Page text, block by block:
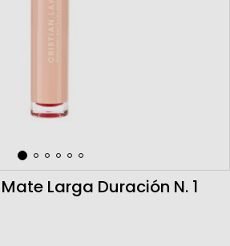
Larga Duración N. 1